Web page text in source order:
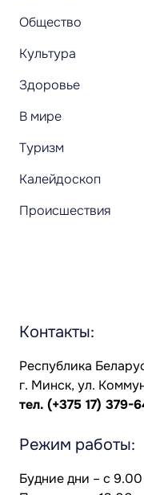
Общество
Культура
Здоровье
В мире
Туризм
Калейдоскоп
Происшествия
Контакты:
Республика
г. Минск, ул.
тел. (+375 17) 379-
Режим работы:
Будние дни – с